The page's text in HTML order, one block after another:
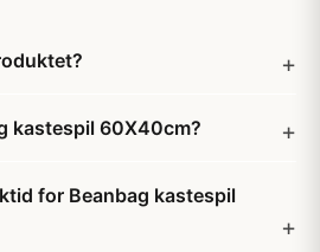
kastespil 60X40cm?
for Beanbag kastespil